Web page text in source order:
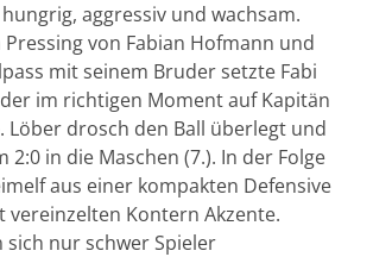
aggressiv und wachsam.
von Fabian Hofmann und
mit seinem Bruder setzte Fabi
der im richtigen Moment auf Kapitän
Löber drosch den Ball überlegt und
2:0 in die Maschen (7.). In der Folge
aus einer kompakten Defensive
vereinzelten Kontern Akzente.
sich nur schwer Spieler